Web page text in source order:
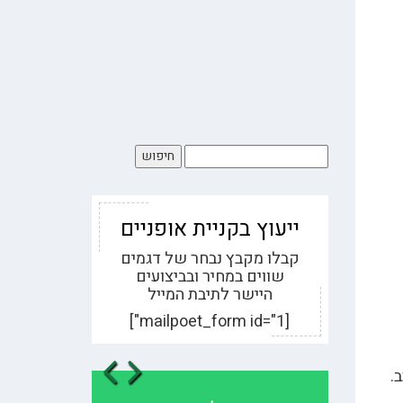
ייעוץ בקניית אופניים
קבלו מקבץ נבחר של דגמים
שווים במחיר ובביצועים
היישר לתיבת המייל
[mailpoet_form id="1"]
Next